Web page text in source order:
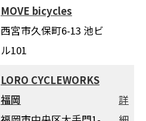
MOVE bicycles
西宮市久保町6-13 池ビ
ル101
LORO CYCLEWORKS
福岡
詳